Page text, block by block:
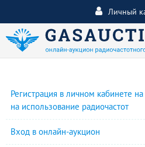
Личный
Регистрация в личном кабинете
на использование радиочастот
Вход в онлайн-аукцион